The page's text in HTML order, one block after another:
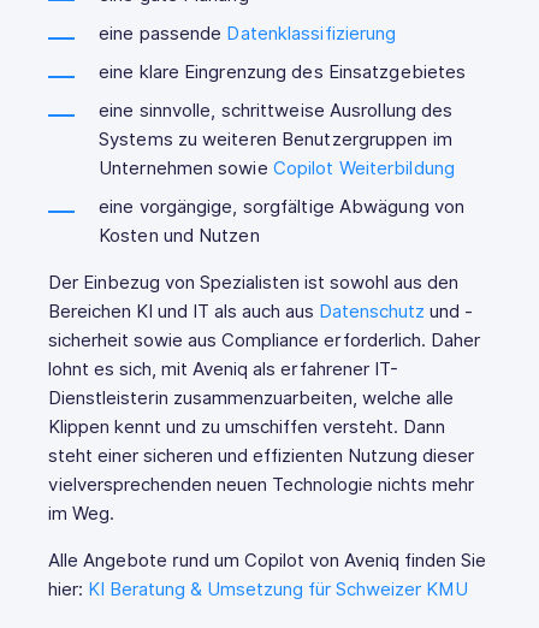
eine passende Datenklassifizierung
eine klare Eingrenzung des Einsatzgebietes
eine sinnvolle, schrittweise Ausrollung des
Systems zu weiteren Benutzergruppen im
Unternehmen sowie Copilot Weiterbildung
eine vorgängige, sorgfältige Abwägung von
Kosten und Nutzen
Der Einbezug von Spezialisten ist sowohl aus den
Bereichen KI und IT als auch aus Datenschutz und -
sicherheit sowie aus Compliance erforderlich. Daher
lohnt es sich, mit Aveniq als erfahrener IT-
Dienstleisterin zusammenzuarbeiten, welche alle
Klippen kennt und zu umschiffen versteht. Dann
steht einer sicheren und effizienten Nutzung dieser
vielversprechenden neuen Technologie nichts mehr
im Weg.
Alle Angebote rund um Copilot von Aveniq finden Sie
hier: KI Beratung & Umsetzung für Schweizer KMU